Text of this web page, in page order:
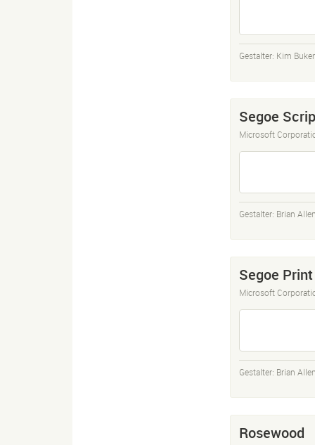
Gestalter: Kim
Segoe
Microsoft
Gestalter: Brian Allen
Segoe Print
Microsoft
Gestalter: Brian Allen
Rosewood